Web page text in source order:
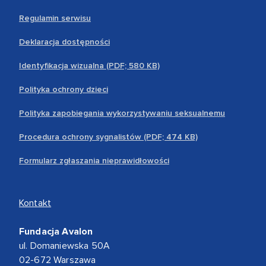
Regulamin serwisu
Deklaracja dostępności
Identyfikacja wizualna (PDF; 580 KB)
Polityka ochrony dzieci
Polityka zapobiegania wykorzystywaniu seksualnemu
Procedura ochrony sygnalistów (PDF; 474 KB)
Formularz zgłaszania nieprawidłowości
Kontakt
Fundacja Avalon
ul. Domaniewska 50A
02-672 Warszawa